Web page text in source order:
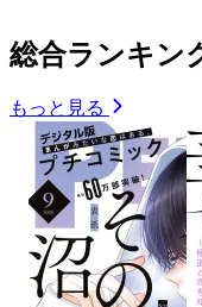
総合ランキン
もっと見る